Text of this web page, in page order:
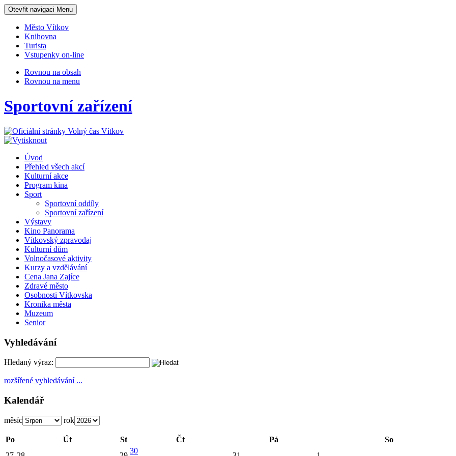
Otevřit navigaci Menu
Město Vítkov
Knihovna
Turista
Vstupenky on-line
Rovnou na obsah
Rovnou na menu
Sportovní zařízení
Úvod
Přehled všech akcí
Kulturní akce
Program kina
Sport
Sportovní oddíly
Sportovní zařízení
Výstavy
Kino Panorama
Vítkovský zpravodaj
Kulturní dům
Volnočasové aktivity
Kurzy a vzdělávání
Cena Jana Zajíce
Zdravé město
Osobnosti Vítkovska
Kronika města
Muzeum
Senior
Vyhledávání
Hledaný výraz:
rozšířené vyhledávání ...
Kalendář
měsíc rok
Po Út St Čt Pá
So
30